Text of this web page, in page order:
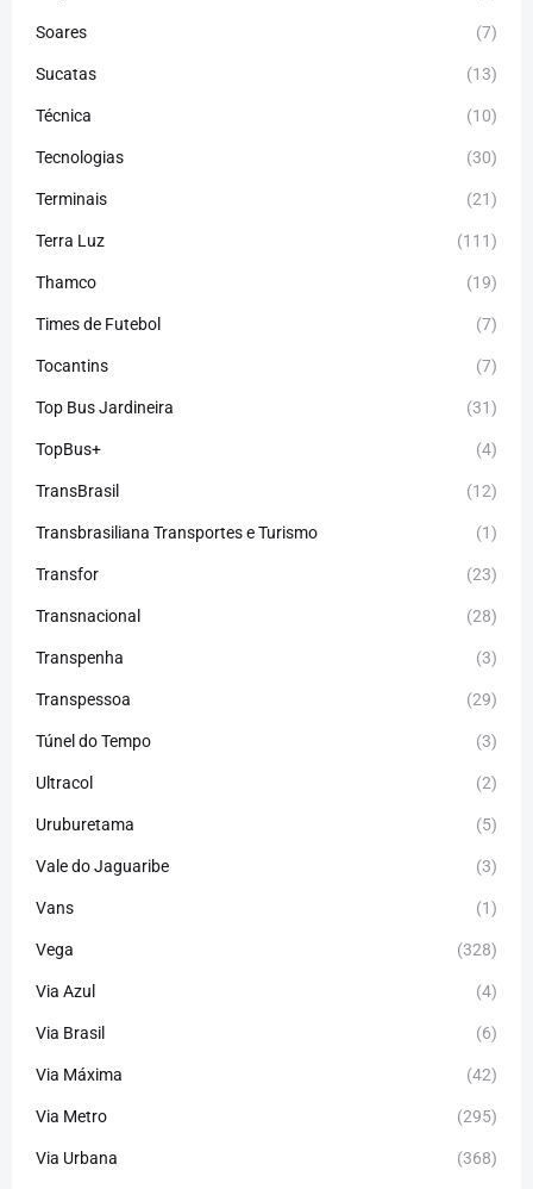
Soares (7)
Sucatas (13)
Técnica (10)
Tecnologias (30)
Terminais (21)
Terra Luz (111)
Thamco (19)
Times de Futebol (7)
Tocantins (7)
Top Bus Jardineira (31)
TopBus+ (4)
TransBrasil (12)
Transbrasiliana Transportes e Turismo (1)
Transfor (23)
Transnacional (28)
Transpenha (3)
Transpessoa (29)
Túnel do Tempo (3)
Ultracol (2)
Uruburetama (5)
Vale do Jaguaribe (3)
Vans (1)
Vega (328)
Via Azul (4)
Via Brasil (6)
Via Máxima (42)
Via Metro (295)
Via Urbana (368)